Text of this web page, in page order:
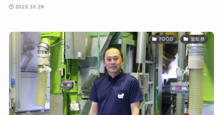
2023.10.29
FOOD 愛知県